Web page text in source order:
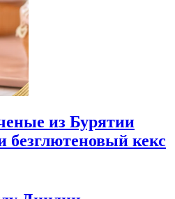
из Бурятии
безглютеновый кекс